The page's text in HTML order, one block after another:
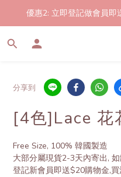
2件起包郵!(反應良
優惠2: 立即登記做會員
2件起包郵!(反應
分享到
[4色]Lace 花
Free Size, 100% 韓國製造
大部分屬現貨2-3天內寄出,
登記新會員即送$20購物金,